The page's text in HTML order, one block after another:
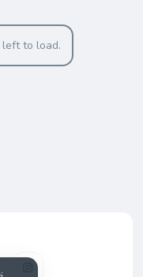
left to load.